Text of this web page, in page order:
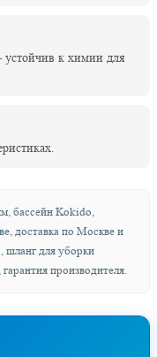
к химии для
бассейн Kokido,
доставка по Москве и
шланг для уборки
производителя.